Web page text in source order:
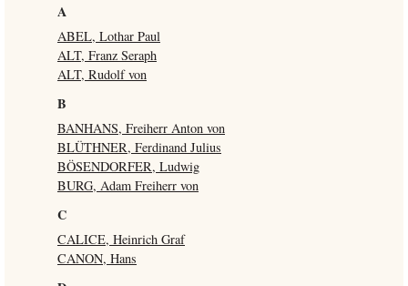
A
ABEL, Lothar Paul
ALT, Franz Seraph
ALT, Rudolf von
B
BANHANS, Freiherr Anton von
BLÜTHNER, Ferdinand Julius
BÖSENDORFER, Ludwig
BURG, Adam Freiherr von
C
CALICE, Heinrich Graf
CANON, Hans